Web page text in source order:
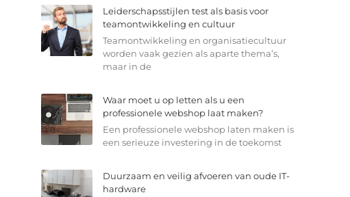
Leiderschapsstijlen test als basis voor
teamontwikkeling en cultuur
Teamontwikkeling en organisatiecultuur
worden vaak gezien als aparte thema’s,
maar in de
Waar moet u op letten als u een
professionele webshop laat maken?
Een professionele webshop laten maken is
een serieuze investering in de toekomst
Duurzaam en veilig afvoeren van oude IT-
hardware